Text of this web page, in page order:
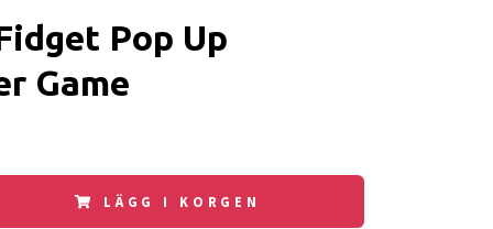
Pop Up
Game
LÄGG I KORGEN